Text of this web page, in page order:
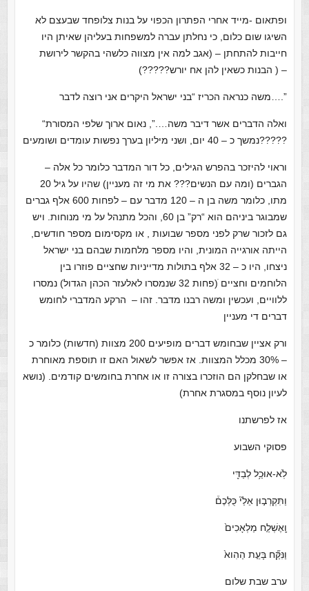
ופתאום -מייד אחרי הפתרון הכפוי על בנות צלופחד שבעצם לא
השיגו שום כלום, כי נחלתן עברה למשפחות בעליהן שאיתן היו
חייבות להתחתן – (אגב למה אין מצווה כלשהי בהקשר לירושת
הבנות כשאין להן אח יורש?????) ) –
משה כנראה הכריז “בני ישראל היקרים אני רוצה לדבר….”
“ואלה הדברים אשר דיבר משה….”, נאום ארוך שלפי המסורת
נמשך כ – 40 יום, ושני מיליון בערך נפשות עומדים ושומעים?????
וראוי להיזכר בהפרש הגילים, כל דור המדבר כלומר כל אלה –
הגברים (ומה עם הנשים??? את מי זה מעניין) שהיו על גיל 20
מתו, כלומר משה בן ה – 120 מדבר עם – לפחות 600 אלף גברים
שמבוגר ביניהם הוא “רק” בן 60, והכל מתנהל על מי מנוחות. ויש
גם לזכור שרק לפני מספר שבועות , או מקסימום מספר חודשים,
הייתה אורגייה המונית, והיו מספר מלחמות שבהם בני ישראל
ניצחו, היו כ – 32 אלף בתולות מדייניות שחציים פוזרו בין
הלוחמים וחציים ׁ(פחות 32 שנמסרו לאלעזר הכהן הגדול) נמסרו
ללוויים, ועכשין ומשה רבנו מדבר. זהו – הרקע המדברי לחומש
דברים די מעניין
ורק אציין שבחומש דברים מופיעים 200 מצוות (חדשות) כלומר כ
– 30% מכלל המצוות. אז אפשר לשאול האם זו תוספת מאוחרת
או שבחלקן הם הוזכרו בצורה זו או אחרת בחומשים קודמים. (נושא
לעיון נוסף במסגרת אחרת)
אז לפרשתנו
פסוקי השבוע
לֹֽא-אוּכַ֥ל לְבַדִּ֖י
וַתִּקְרְב֣וּן אֵלַי֘ כֻּלְּכֶם֒
וָֽאֶשְׁלַ֤ח מַלְאָכִים֙
וַנִּקַּ֞ח בָּעֵ֤ת הַהִוא֙
ערב שבת שלום